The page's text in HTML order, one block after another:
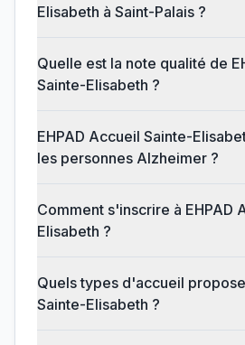
Elisabeth à Saint-Palais ?
Quelle est la note qualité de
Sainte-Elisabeth ?
EHPAD Accueil Sainte-
les personnes Alzheimer ?
Comment s'inscrire à EHPAD
Elisabeth ?
Quels types d'accueil
Sainte-Elisabeth ?